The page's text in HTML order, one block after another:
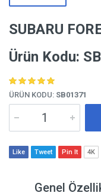
SUBARU
Ürün Kodu:
ÜRÜN KODU: SB01371
Like Tweet Pin It 4K
Genel